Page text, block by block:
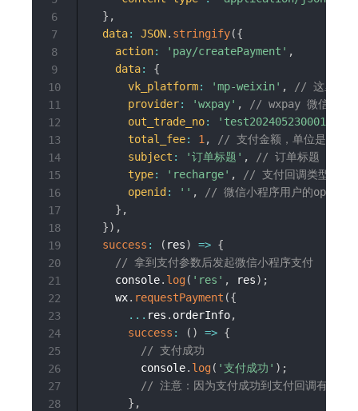
} ,
data: JSON. stringify({
action: 'pay/createPayment' ,
data:
{
vk_platform: 'mp-weixin' ,
// 这里固
provider: 'wxpay' ,
// wxpay 微信支
out_trade_no: 'test202405230001'
total_fee: 1 ,
// 支付金额，单位是分，
subject : '订单标题' ,
// 订单标题
type: 'recharge' ,
// 支付回调类型
openid : '' ,
// 微信小程序用户的openid
} ,
}) ,
success : ( res) => {
// 拿到支付参数后发起微信小程序支付
    console
. log( 'res' , res) ;
    wx
. requestPayment ({
... res . orderInfo,
success : ( ) => {
// 支付成功
        console
. log( '支付成功' ) ;
// 注意：因为支付成功到支付回调有延迟
} ,
6
7
8
9
10
11
12
13
14
15
16
17
18
19
20
21
22
23
24
25
26
27
28